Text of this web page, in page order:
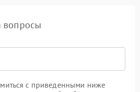
вопросы
с приведенными ниже